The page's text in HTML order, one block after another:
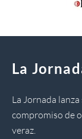
La
La Jornada
compromiso de
veraz.